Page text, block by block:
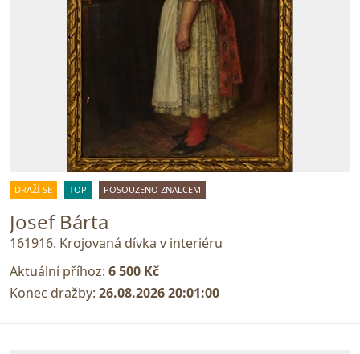
DRAŽÍ SE TOP POSOUZENO ZNALCEM
Josef Bárta
161916. Krojovaná dívka v interiéru
Aktuální příhoz: 6 500 Kč
Konec dražby: 26.08.2026 20:01:00